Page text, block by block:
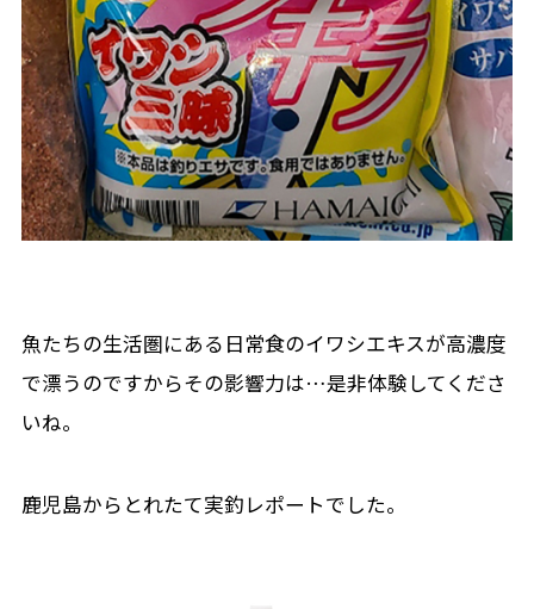
魚たちの生活圏にある日常食のイワシエキスが高濃度
で漂うのですからその影響力は…是非体験してくださ
いね。
鹿児島からとれたて実釣レポートでした。